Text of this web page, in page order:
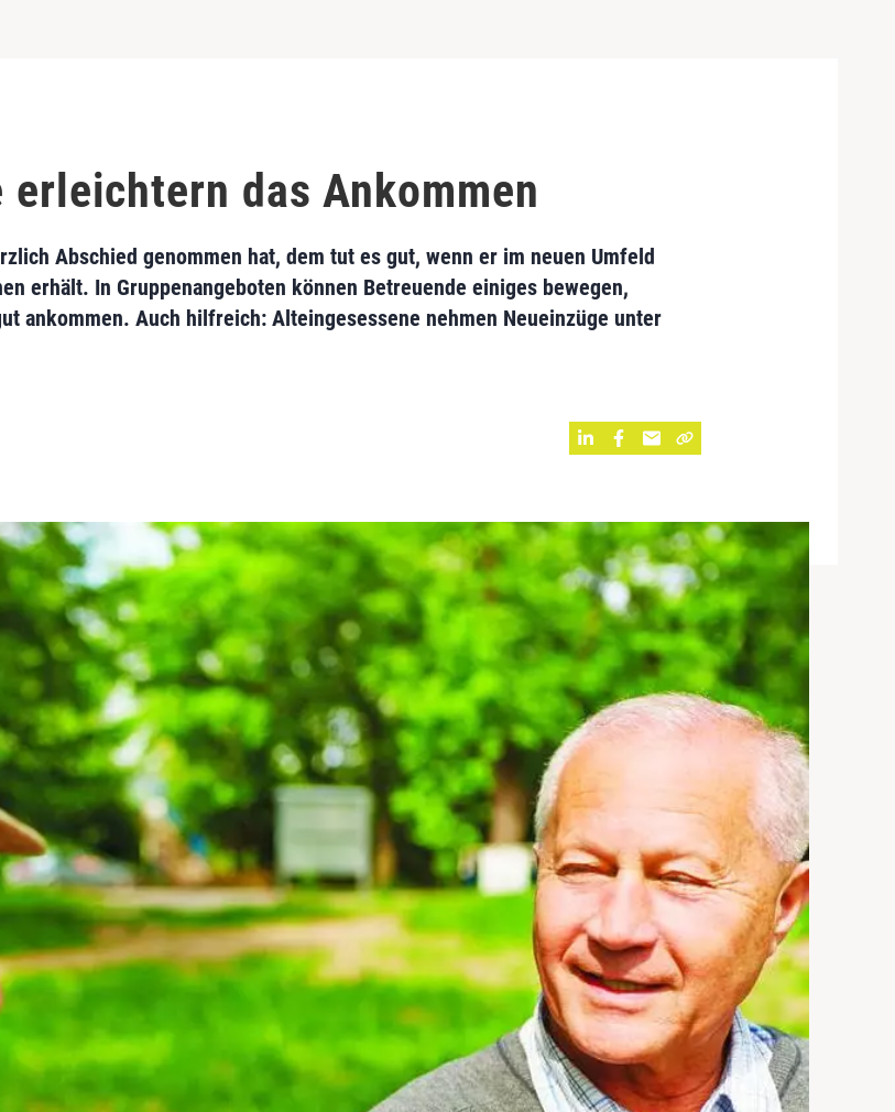
das Ankommen
Abschied genommen hat, dem tut es gut, wenn er im neuen Umfeld
erhält. In Gruppenangeboten können Betreuende einiges bewegen,
ankommen. Auch hilfreich: Alteingesessene nehmen Neueinzüge unter